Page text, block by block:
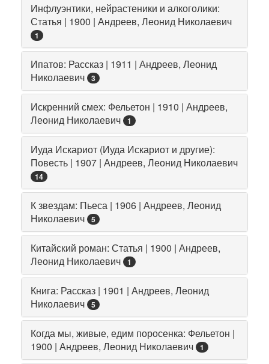
Инфлуэнтики, нейрастеники и алкоголики:
Статья | 1900 | Андреев, Леонид Николаевич
1
Ипатов: Рассказ | 1911 | Андреев, Леонид
Николаевич
3
Искренний смех: Фельетон | 1910 | Андреев,
Леонид Николаевич
1
Иуда Искариот (Иуда Искариот и другие):
Повесть | 1907 | Андреев, Леонид Николаевич
14
К звездам: Пьеса | 1906 | Андреев, Леонид
Николаевич
5
Китайский роман: Статья | 1900 | Андреев,
Леонид Николаевич
1
Книга: Рассказ | 1901 | Андреев, Леонид
Николаевич
5
Когда мы, живые, едим поросенка: Фельетон |
1900 | Андреев, Леонид Николаевич
1